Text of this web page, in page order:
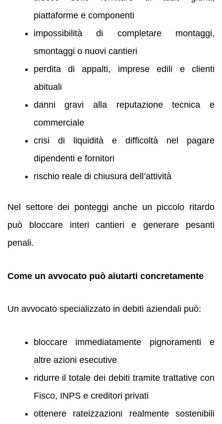
piattaforme e componenti
impossibilità di completare montaggi,
smontaggi o nuovi cantieri
perdita di appalti, imprese edili e clienti
abituali
danni gravi alla reputazione tecnica e
commerciale
crisi di liquidità e difficoltà nel pagare
dipendenti e fornitori
rischio reale di chiusura dell’attività
Nel settore dei ponteggi anche un piccolo ritardo
può bloccare interi cantieri e generare pesanti
penali.
Come un avvocato può aiutarti concretamente
Un avvocato specializzato in debiti aziendali può:
bloccare immediatamente pignoramenti e
altre azioni esecutive
ridurre il totale dei debiti tramite trattative con
Fisco, INPS e creditori privati
ottenere rateizzazioni realmente sostenibili